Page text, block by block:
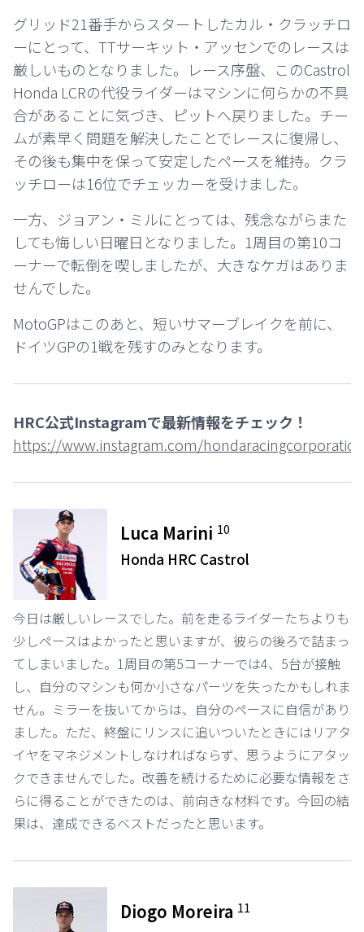
グリッド21番手からスタートしたカル・クラッチロ
ーにとって、TTサーキット・アッセンでのレースは
厳しいものとなりました。レース序盤、このCastrol
Honda LCRの代役ライダーはマシンに何らかの不具
合があることに気づき、ピットへ戻りました。チー
ムが素早く問題を解決したことでレースに復帰し、
その後も集中を保って安定したペースを維持。クラ
ッチローは16位でチェッカーを受けました。
一方、ジョアン・ミルにとっては、残念ながらまた
しても悔しい日曜日となりました。1周目の第10コ
ーナーで転倒を喫しましたが、大きなケガはありま
せんでした。
MotoGPはこのあと、短いサマーブレイクを前に、
ドイツGPの1戦を残すのみとなります。
HRC公式Instagramで最新情報をチェック！
https://www.instagram.com/
Luca Marini 10
Honda HRC Castrol
今日は厳しいレースでした。前を走るライダーたちよりも
少しペースはよかったと思いますが、彼らの後ろで詰まっ
てしまいました。1周目の第5コーナーでは4、5台が接触
し、自分のマシンも何か小さなパーツを失ったかもしれま
せん。ミラーを抜いてからは、自分のペースに自信があり
ました。ただ、終盤にリンスに追いついたときにはリアタ
イヤをマネジメントしなければならず、思うようにアタッ
クできませんでした。改善を続けるために必要な情報をさ
らに得ることができたのは、前向きな材料です。今回の結
果は、達成できるベストだったと思います。
Diogo Moreira 11